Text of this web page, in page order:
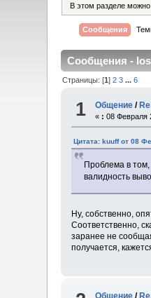
В этом разделе
Сообщения
Сообщения -
Страницы: [1]2 3 ...6
1 Общение /
« : 08 Февраля
Цитата: kuuff от 08
Проблема в том,
валидность
Ну, собственно,
Соответственно,
заранее не
получается,
Общение /